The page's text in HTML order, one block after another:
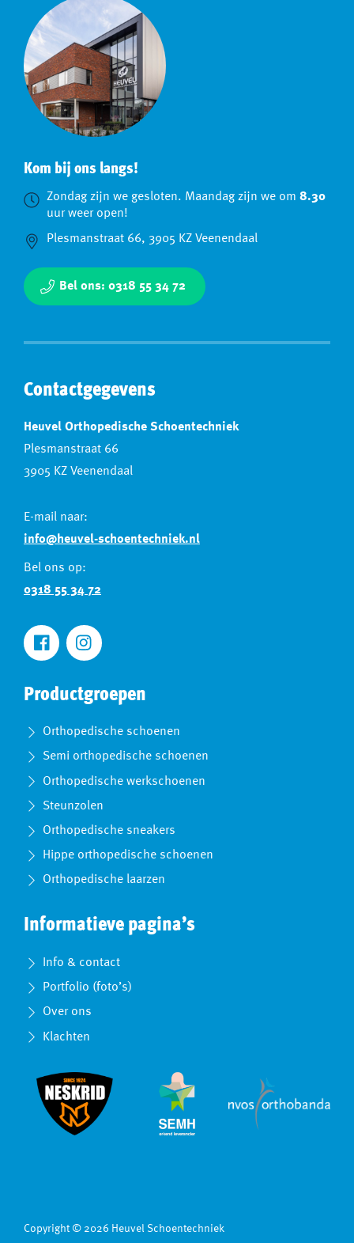
Kom bij ons langs!
Zondag zijn we gesloten. Maandag zijn we om 8.30
uur weer open!
Plesmanstraat 66, 3905 KZ Veenendaal
Bel ons: 0318 55 34 72
Contactgegevens
Heuvel Orthopedische Schoentechniek
Plesmanstraat 66
3905 KZ Veenendaal
E-mail naar:
info@heuvel-schoentechniek.nl
Bel ons op:
0318 55 34 72
Productgroepen
Orthopedische schoenen
Semi orthopedische schoenen
Orthopedische werkschoenen
Steunzolen
Orthopedische sneakers
Hippe orthopedische schoenen
Orthopedische laarzen
Informatieve pagina’s
Info & contact
Portfolio (foto’s)
Over ons
Klachten
Copyright © 2026 Heuvel Schoentechniek